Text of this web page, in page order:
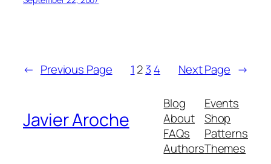
← Previous Page 1 23 4 Next Page →
Javier Aroche
Blog
About
FAQs
Authors
Events
Shop
Patterns
Themes